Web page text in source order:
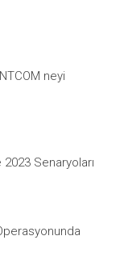
neyi
2023 Senaryoları